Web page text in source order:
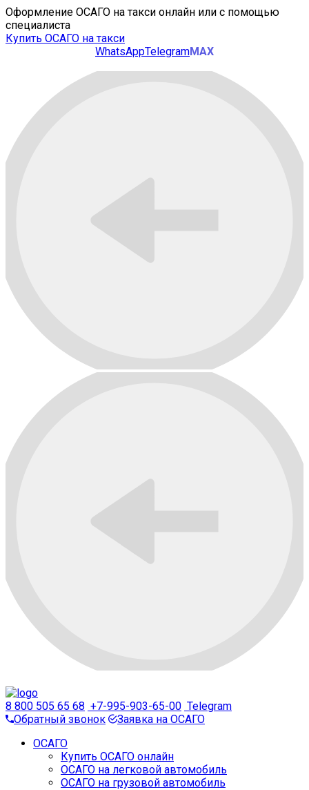
Оформление ОСАГО на такси онлайн или с помощью
специалиста
Купить ОСАГО на такси
WhatsAppTelegramMAX
8 800 505 65 68 +7-995-903-65-00 Telegram
Обратный звонок
Заявка на ОСАГО
ОСАГО
Купить ОСАГО онлайн
ОСАГО на легковой автомобиль
ОСАГО на грузовой автомобиль